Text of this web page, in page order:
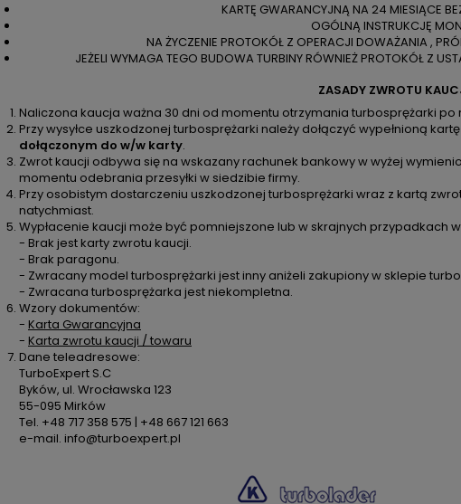
KARTĘ GWARANCYJNĄ NA 24 MIESIĄCE
OGÓLNĄ INSTRUKCJĘ
NA ŻYCZENIE PROTOKÓŁ Z OPERACJI DOWAŻANIA ,
JEŻELI WYMAGA TEGO BUDOWA TURBINY RÓWNIEŻ PROTOKÓŁ Z
ZASADY ZWROTU
Naliczona kaucja ważna 30 dni od momentu otrzymania turbosprężarki po
Przy wysyłce uszkodzonej turbosprężarki należy dołączyć wypełnioną
dołączonym do w/w karty.
Zwrot kaucji odbywa się na wskazany rachunek bankowy w wyżej
momentu odebrania przesyłki w siedzibie firmy.
Przy osobistym dostarczeniu uszkodzonej turbosprężarki wraz z kartą
natychmiast.
Wypłacenie kaucji może być pomniejszone lub w skrajnych przypadkach
- Brak jest karty zwrotu kaucji.
- Brak paragonu.
- Zwracany model turbosprężarki jest inny aniżeli zakupiony w sklepie
- Zwracana turbosprężarka jest niekompletna.
Wzory dokumentów:
- Karta Gwarancyjna
- Karta zwrotu kaucji / towaru
Dane teleadresowe:
TurboExpert S.C
Byków, ul. Wrocławska 123
55-095 Mirków
Tel. +48 717 358 575 | +48 667 121 663
e-mail. info@turboexpert.pl